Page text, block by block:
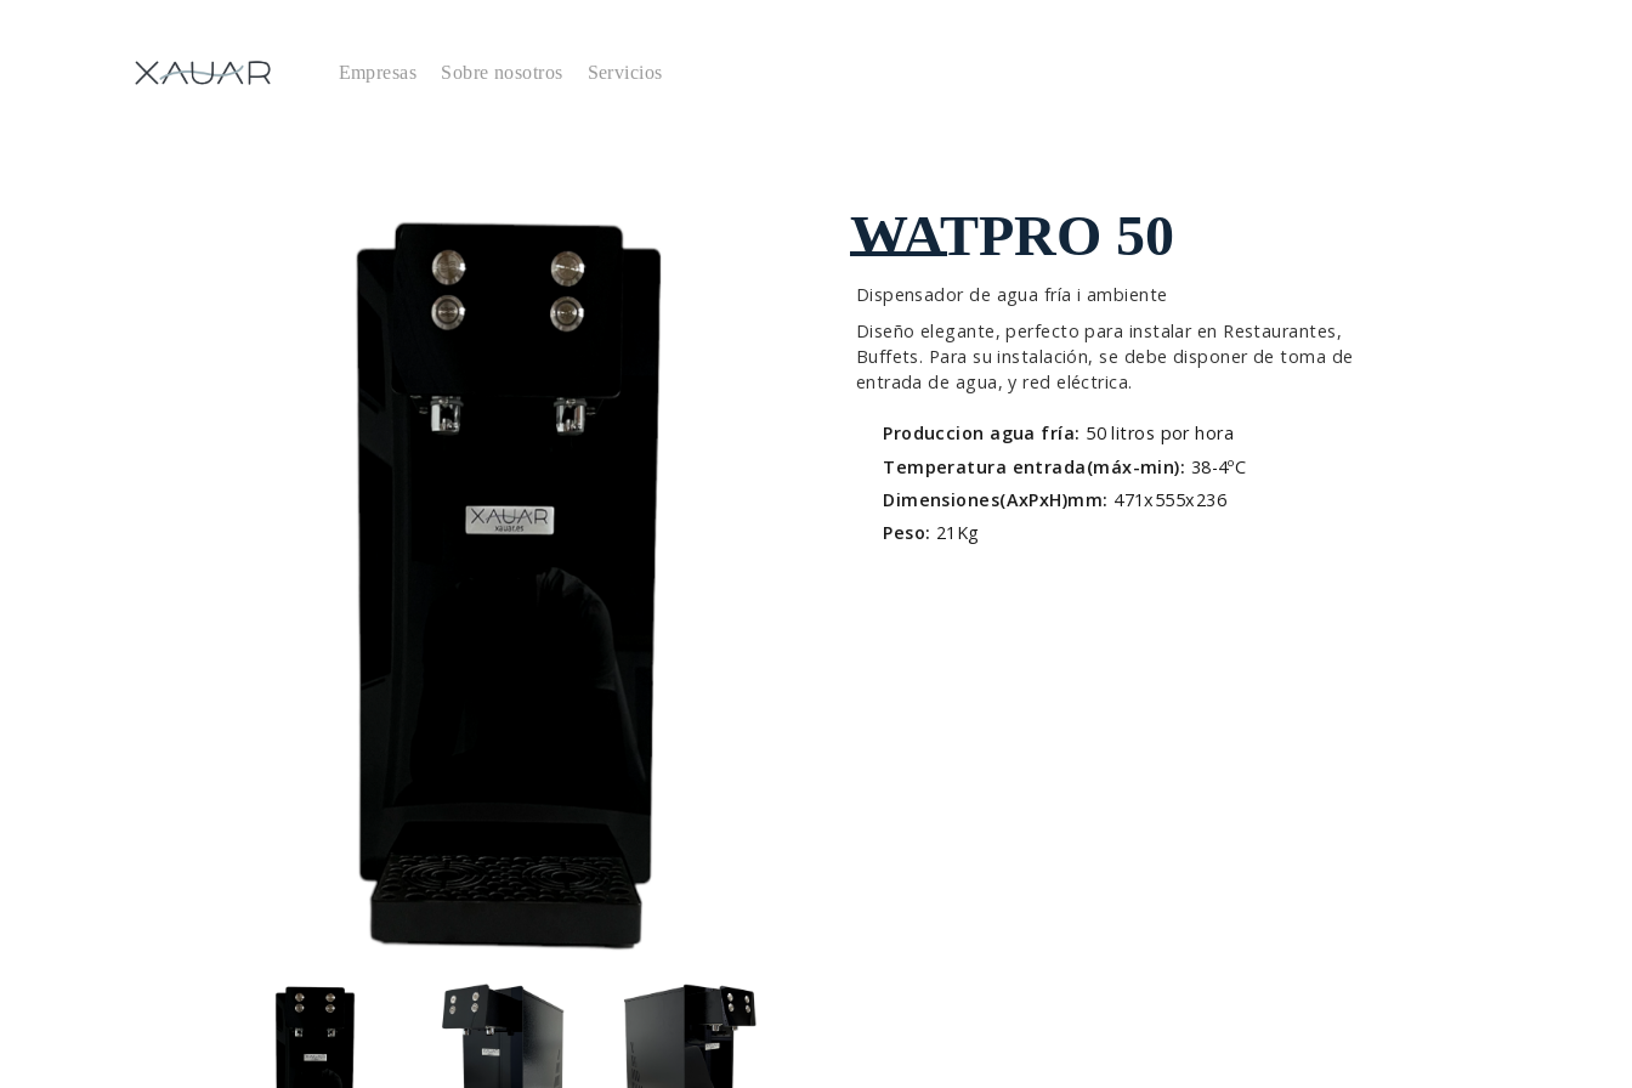
Empresas Sobre nosotros Servicios
WATPRO 50
Dispensador de agua fría i ambiente
Diseño elegante, perfecto para instalar en Restaurantes,
Buffets. Para su instalación, se debe disponer de toma de
entrada de agua, y red eléctrica.
Produccion agua fría: 50 litros por hora
Temperatura entrada(máx-min): 38-4ºC
Dimensiones(AxPxH)mm: 471x555x236
Peso: 21Kg